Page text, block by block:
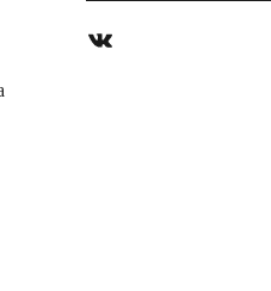
ВКонтакте